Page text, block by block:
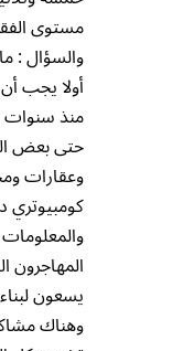
مستوى
والسؤال :
أولا يجب
منذ سنوات
حتى بعض
وعقارات
كومبيوتري
المهاجرون
يسعون
وهناك